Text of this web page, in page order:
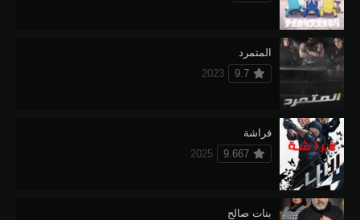
المتمرد
9.7
2023
فراشة
9.667
2025
بنات صالح